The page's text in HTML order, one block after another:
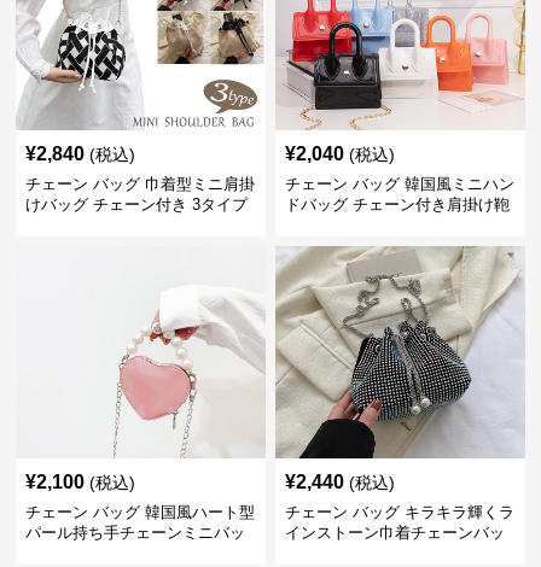
¥2,840 (税込)
チェーン バッグ 巾着型ミニ肩掛
けバッグ チェーン付き 3タイプ
¥2,040 (税込)
チェーン バッグ 韓国風ミニハン
ドバッグ チェーン付き肩掛け鞄
¥2,100 (税込)
チェーン バッグ 韓国風ハート型
パール持ち手チェーンミニバッ
¥2,440 (税込)
チェーン バッグ キラキラ輝くラ
インストーン巾着チェーンバッ